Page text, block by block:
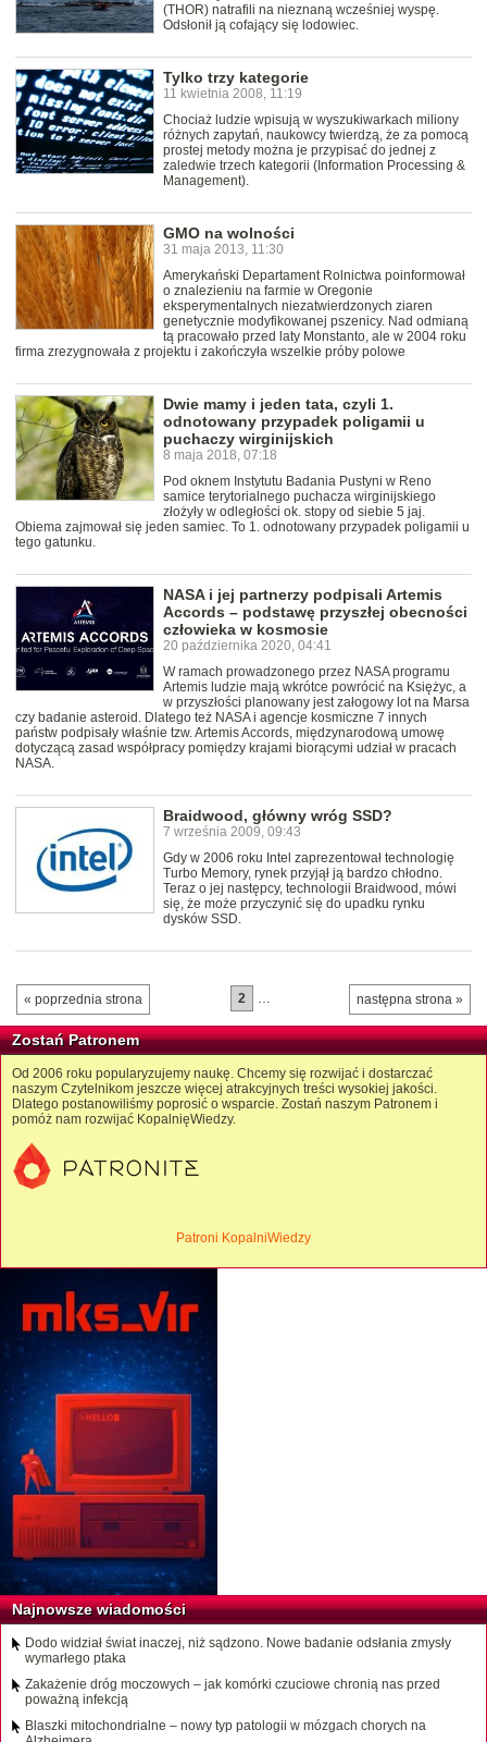
(THOR) natrafili na nieznaną wcześniej wyspę.
Odsłonił ją cofający się lodowiec.
Tylko trzy kategorie
11 kwietnia 2008, 11:19
Chociaż ludzie wpisują w wyszukiwarkach miliony
różnych zapytań, naukowcy twierdzą, że za pomocą
prostej metody można je przypisać do jednej z
zaledwie trzech kategorii (Information Processing &
Management).
GMO na wolności
31 maja 2013, 11:30
Amerykański Departament Rolnictwa poinformował
o znalezieniu na farmie w Oregonie
eksperymentalnych niezatwierdzonych ziaren
genetycznie modyfikowanej pszenicy. Nad odmianą
tą pracowało przed laty Monstanto, ale w 2004 roku
firma zrezygnowała z projektu i zakończyła wszelkie próby polowe
Dwie mamy i jeden tata, czyli 1.
odnotowany przypadek poligamii u
puchaczy wirginijskich
8 maja 2018, 07:18
Pod oknem Instytutu Badania Pustyni w Reno
samice terytorialnego puchacza wirginijskiego
złożyły w odległości ok. stopy od siebie 5 jaj.
Obiema zajmował się jeden samiec. To 1. odnotowany przypadek poligamii u
tego gatunku.
NASA i jej partnerzy podpisali Artemis
Accords – podstawę przyszłej obecności
człowieka w kosmosie
20 października 2020, 04:41
W ramach prowadzonego przez NASA programu
Artemis ludzie mają wkrótce powrócić na Księżyc, a
w przyszłości planowany jest załogowy lot na Marsa
czy badanie asteroid. Dlatego też NASA i agencje kosmiczne 7 innych
państw podpisały właśnie tzw. Artemis Accords, międzynarodową umowę
dotyczącą zasad współpracy pomiędzy krajami biorącymi udział w pracach
NASA.
Braidwood, główny wróg SSD?
7 września 2009, 09:43
Gdy w 2006 roku Intel zaprezentował technologię
Turbo Memory, rynek przyjął ją bardzo chłodno.
Teraz o jej następcy, technologii Braidwood, mówi
się, że może przyczynić się do upadku rynku
dysków SSD.
« poprzednia strona następna strona »
2 …
Zostań Patronem
Od 2006 roku popularyzujemy naukę. Chcemy się rozwijać i dostarczać
naszym Czytelnikom jeszcze więcej atrakcyjnych treści wysokiej jakości.
Dlatego postanowiliśmy poprosić o wsparcie. Zostań naszym Patronem i
pomóż nam rozwijać KopalnięWiedzy.
Patroni KopalniWiedzy
Najnowsze wiadomości
Dodo widział świat inaczej, niż sądzono. Nowe badanie odsłania zmysły
wymarłego ptaka
Zakażenie dróg moczowych – jak komórki czuciowe chronią nas przed
poważną infekcją
Blaszki mitochondrialne – nowy typ patologii w mózgach chorych na